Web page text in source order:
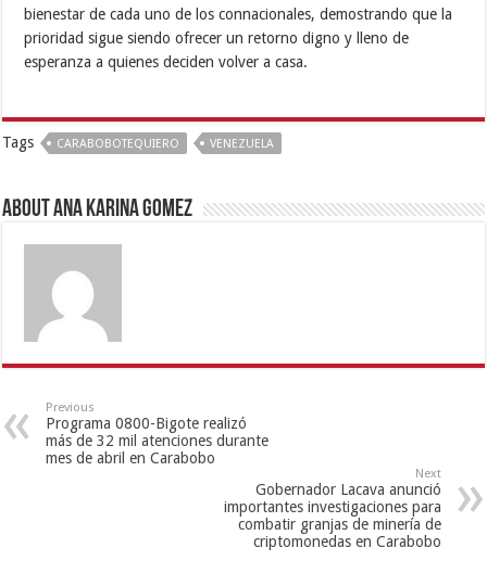
bienestar de cada uno de los connacionales, demostrando que la
prioridad sigue siendo ofrecer un retorno digno y lleno de
esperanza a quienes deciden volver a casa.
Tags CARABOBOTEQUIERO VENEZUELA
About Ana Karina Gomez
Previous
Programa 0800-Bigote realizó
más de 32 mil atenciones durante
mes de abril en Carabobo
Next
Gobernador Lacava anunció
importantes investigaciones para
combatir granjas de minería de
criptomonedas en Carabobo